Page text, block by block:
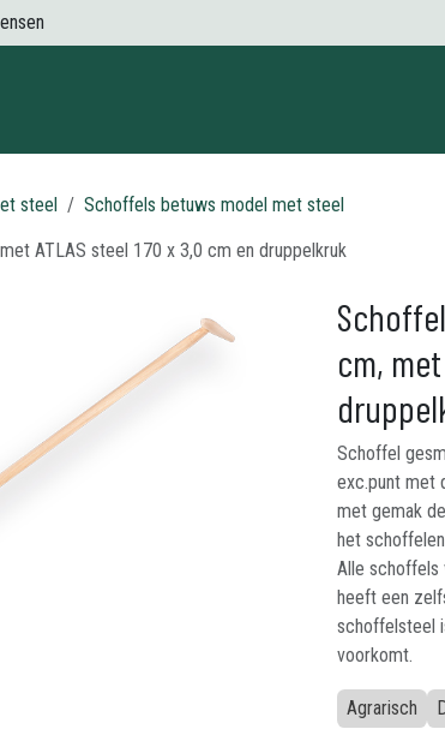
steel
Schoffels betuws model met steel
ATLAS steel 170 x 3,0 cm en druppelkruk
cm,
Schoffel
exc.punt met
met gemak
het
Alle schoffels
heeft een
schoffelsteel
voorkomt.
Agrarisch